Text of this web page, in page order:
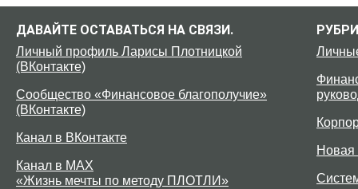
ДАВАЙТЕ ОСТАВАТЬСЯ НА СВЯЗИ.
Личный профиль Ларисы Плотницкой
(ВКонтакте)
Сообщество «Финансовое благополучие»
(ВКонтакте)
Канал в ВКонтакте
Канал в MAX
«Жизнь мечты по методу ПЛОТЛИ»
Новая